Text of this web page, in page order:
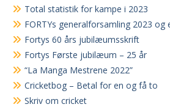
Total statistik for kampe i 2023
FORTYs generalforsamling 2023 og
Fortys 60 års jubilæumsskrift
Fortys Første jubilæum – 25 år
“La Manga Mestrene 2022”
Cricketbog – Betal for en og få to
Skriv om cricket